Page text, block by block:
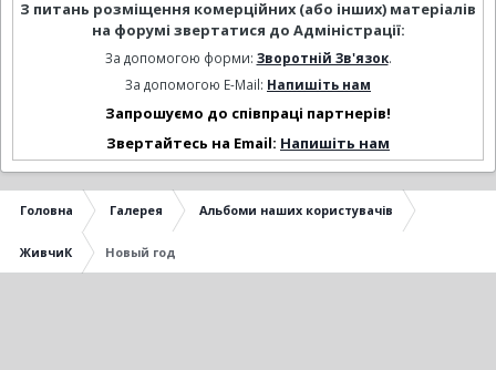
З питань розміщення комерційних (або інших) матеріалів
на форумі звертатися до Адміністрації:
За допомогою форми: Зворотній Зв'язок.
За допомогою E-Mail: Напишіть нам
Запрошуємо до співпраці партнерів!
Звертайтесь на Email: Напишіть нам
Головна Галерея Альбоми наших користувачів
ЖивчиК Новый год